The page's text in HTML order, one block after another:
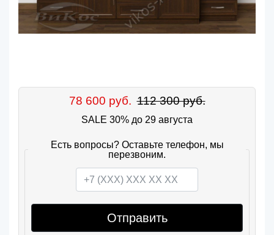
78 600 руб. 112 300 руб.
SALE 30% до 29 августа
Есть вопросы? Оставьте телефон, мы
перезвоним.
Отправить